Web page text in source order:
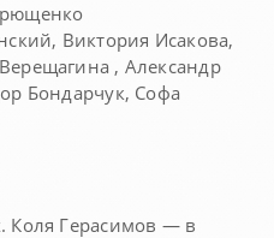
Виктория Исакова,
, Александр
Бондарчук, Софа
Коля Герасимов — в